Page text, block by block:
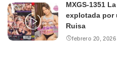
MXGS-1351
explotada por
Ruisa
febrero 20, 2026